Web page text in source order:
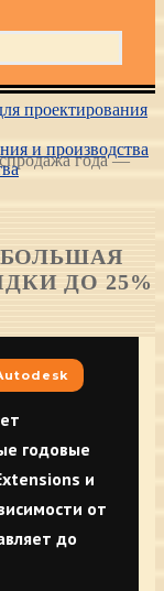
проектирования
и производства
года —
БОЛЬШАЯ
ДО 25%
годовые
и
от
до